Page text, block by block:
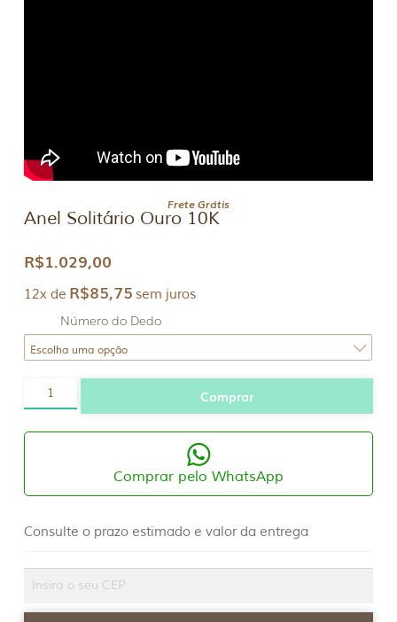
Frete Grátis
Anel Solitário Ouro 10K
R$1.029,00
12x de R$85,75 sem juros
Número do Dedo
Solitário
Ouro
Comprar
Comprar pelo WhatsApp
Consulte o prazo estimado e valor da entrega